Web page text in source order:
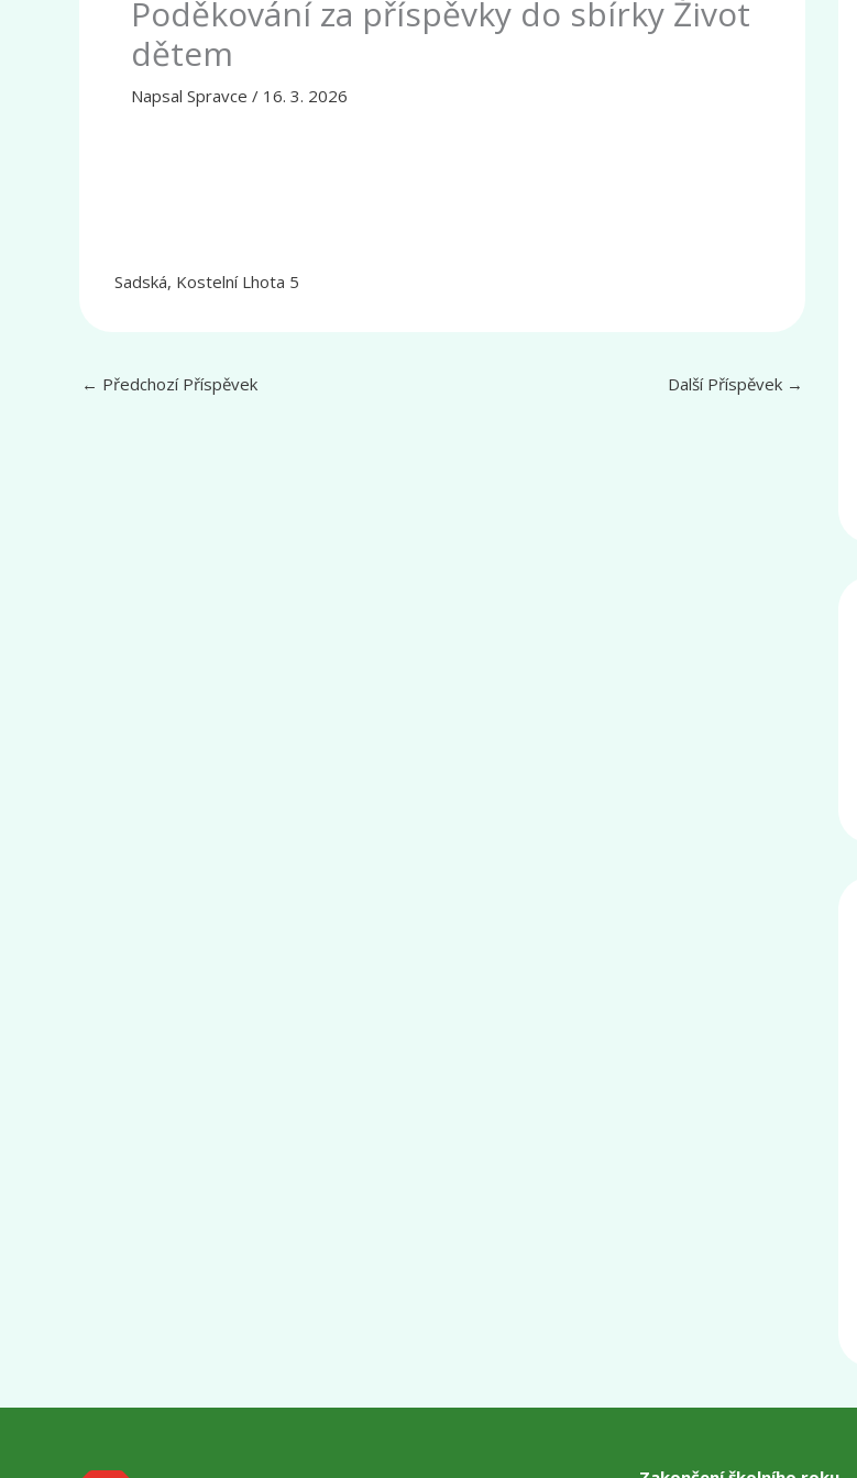
Poděkování za příspěvky do sbírky Život
dětem
Napsal Spravce / 16. 3. 2026
Sadská, Kostelní Lhota 5
← Předchozí Příspěvek Další Příspěvek →